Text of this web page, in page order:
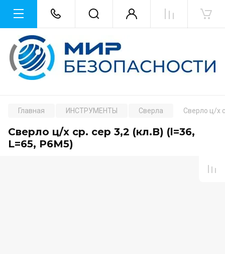
Главная ИНСТРУМЕНТЫ Сверла Сверло ц/х
Сверло ц/х ср. сер 3,2 (кл.В) (l=36,
L=65, Р6М5)